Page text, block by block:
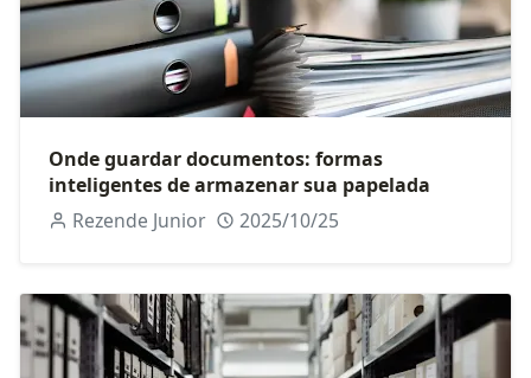
Onde guardar documentos: formas
inteligentes de armazenar sua papelada
Rezende Junior
2025/10/25